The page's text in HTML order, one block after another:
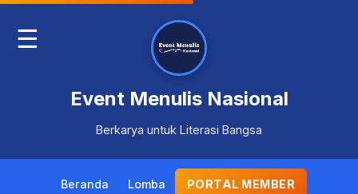
☰
Event Menulis Nasional
Berkarya untuk Literasi Bangsa
Beranda Lomba PORTAL MEMBER